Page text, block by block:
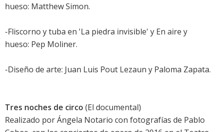
hueso: Matthew Simon.
-Fliscorno y tuba en 'La piedra invisible' y En aire y
hueso: Pep Moliner.
-Diseño de arte: Juan Luis Pout Lezaun y Paloma Zapata.
Tres noches de circo (El documental)
Realizado por Ángela Notario con fotografías de Pablo